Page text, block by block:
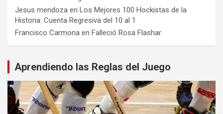
Jesus mendoza en Los Mejores 100 Hockistas de la
Historia: Cuenta Regresiva del 10 al 1
Francisco Carmona en Falleció Rosa Flashar
Aprendiendo las Reglas del Juego